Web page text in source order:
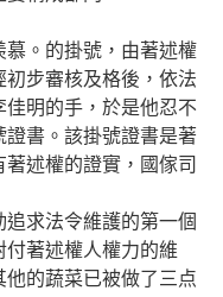
。的掛號，由著述權
步審核及格後，依法
明的手，於是他忍不
書。該掛號證書是著
述權的證實，國傢司
求法令維護的第一個
著述權人權力的維
的蔬菜已被做了三点